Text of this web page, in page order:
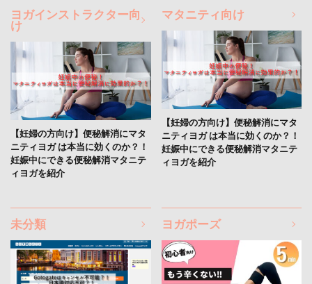
ヨガインストラクター向
け
【妊婦の方向け】便秘解消にマタ
ニティヨガ は本当に効くのか？！
妊娠中にできる便秘解消マタニテ
ィヨガを紹介
マタニティ向け
【妊婦の方向け】便秘解消にマタ
ニティヨガ は本当に効くのか？！
妊娠中にできる便秘解消マタニテ
ィヨガを紹介
未分類 ヨガポーズ